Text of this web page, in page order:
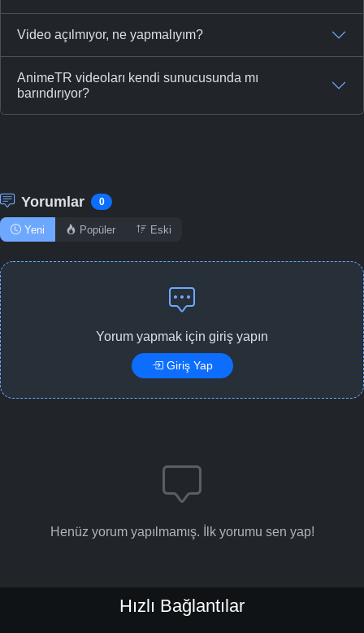
Video açılmıyor, ne yapmalıyım?
AnimeTR videoları kendi sunucusunda mı
barındırıyor?
Yorumlar 0
Yeni Popüler Eski
Yorum yapmak için giriş yapın
Giriş Yap
Henüz yorum yapılmamış. İlk yorumu sen yap!
Hızlı Bağlantılar